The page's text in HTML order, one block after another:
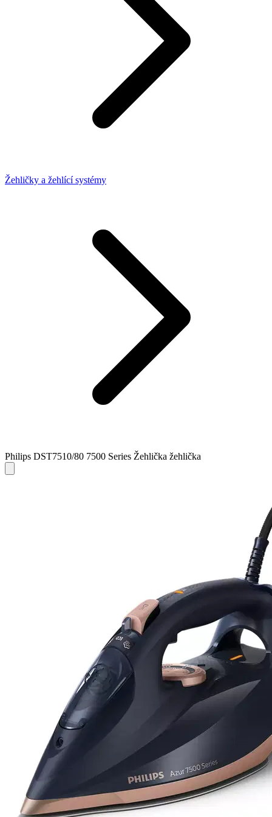
Žehličky a žehlící systémy
Philips DST7510/80 7500 Series Žehlička žehlička